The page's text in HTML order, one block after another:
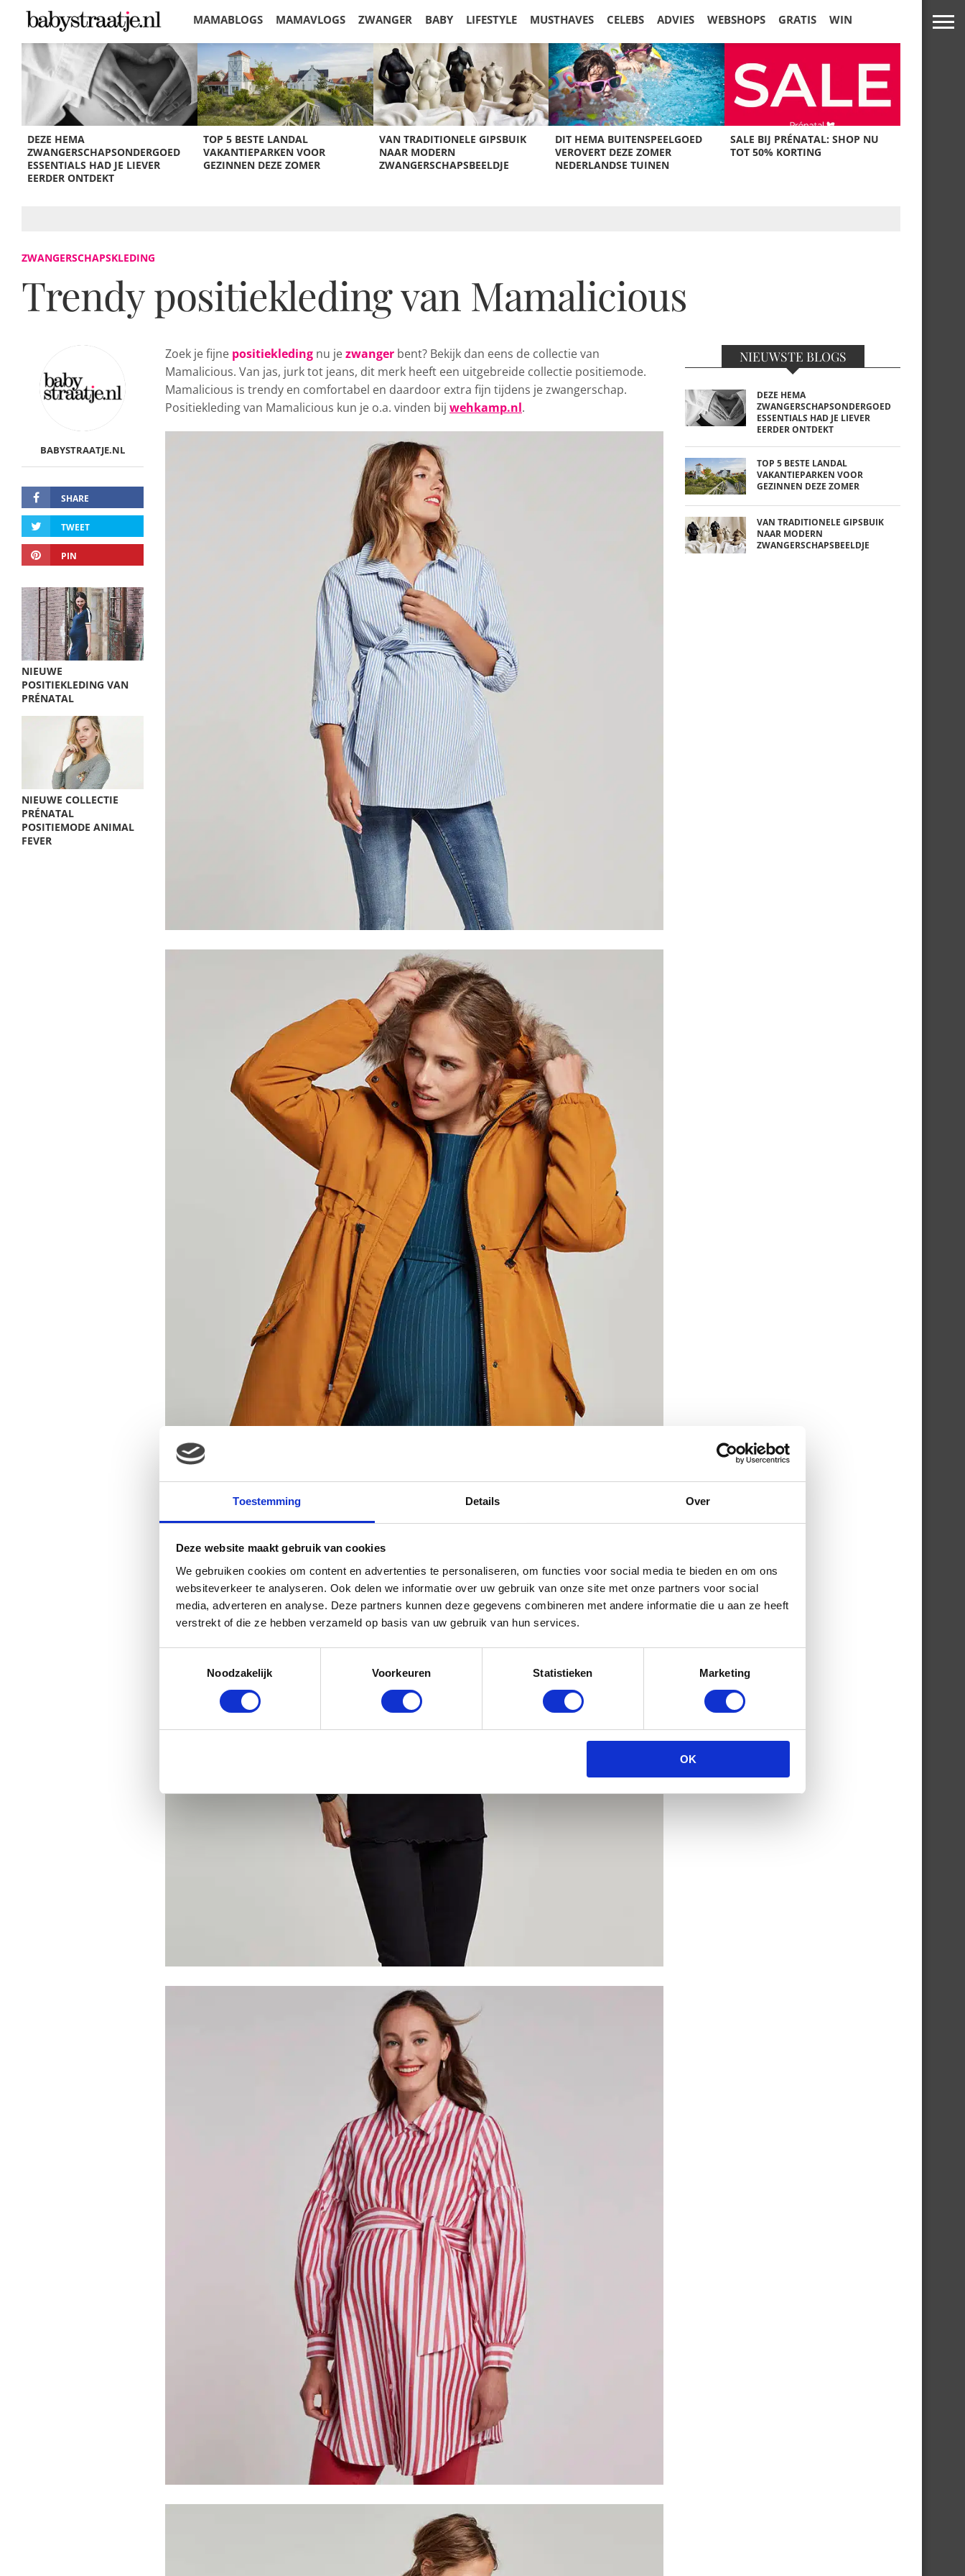
Toestemming Details Over
Deze website maakt gebruik van cookies
We gebruiken cookies om content en advertenties te personaliseren, om functies voor social media te bieden en om ons
websiteverkeer te analyseren. Ook delen we informatie over uw gebruik van onze site met onze partners voor social
media, adverteren en analyse. Deze partners kunnen deze gegevens combineren met andere informatie die u aan ze heeft
verstrekt of die ze hebben verzameld op basis van uw gebruik van hun services.
Noodzakelijk
Voorkeuren Statistieken Marketing
OK
MAMABLOGS MAMAVLOGS ZWANGER BABY LIFESTYLE MUSTHAVES CELEBS ADVIES WEBSHOPS GRATIS WIN
KORTINGEN
DEZE HEMA
ZWANGERSCHAPSONDERGOED
ESSENTIALS HAD JE LIEVER
EERDER ONTDEKT
TOP 5 BESTE LANDAL
VAKANTIEPARKEN VOOR
GEZINNEN DEZE ZOMER
VAN TRADITIONELE GIPSBUIK
NAAR MODERN
ZWANGERSCHAPSBEELDJE
DIT HEMA BUITENSPEELGOED
VEROVERT DEZE ZOMER
NEDERLANDSE TUINEN
SALE BIJ PRÉNATAL: SHOP NU
TOT 50% KORTING
ZWANGERSCHAPSKLEDING
Trendy positiekleding van Mamalicious
BABYSTRAATJE.NL
SHARE
TWEET
PIN
NIEUWE
POSITIEKLEDING VAN
PRÉNATAL
NIEUWE COLLECTIE
PRÉNATAL
POSITIEMODE ANIMAL
FEVER
Zoek je fijne positiekleding nu jezwanger bent? Bekijk dan eens de collectie van
Mamalicious. Van jas, jurk tot jeans, dit merk heeft een uitgebreide collectie positiemode.
Mamalicious is trendy en comfortabel en daardoor extra fijn tijdens je zwangerschap.
Positiekleding van Mamalicious kun je o.a. vinden bij wehkamp.nl.
NIEUWSTE BLOGS
DEZE HEMA
ZWANGERSCHAPSONDERGOED
ESSENTIALS HAD JE LIEVER
EERDER ONTDEKT
TOP 5 BESTE LANDAL
VAKANTIEPARKEN VOOR
GEZINNEN DEZE ZOMER
VAN TRADITIONELE GIPSBUIK
NAAR MODERN
ZWANGERSCHAPSBEELDJE